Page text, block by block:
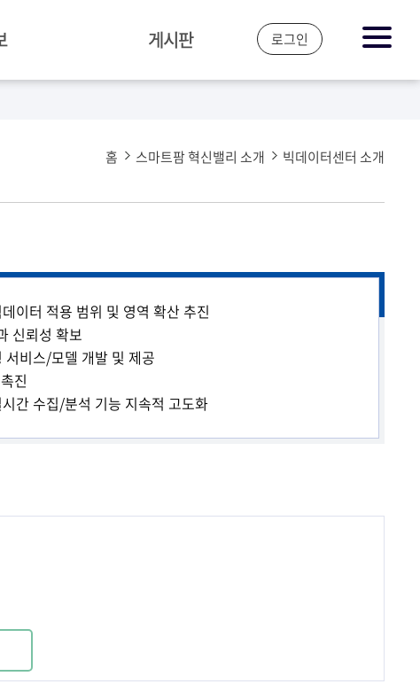
게시판 로그인
홈 스마트팜 혁신밸리 소개 빅데이터센터 소개
이터 적용 범위 및 영역 확산 추진
신뢰성 확보
비스/모델 개발 및 제공
진
간 수집/분석 기능 지속적 고도화